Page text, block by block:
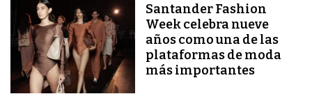
Santander Fashion
Week celebra nueve
años como una de las
plataformas de moda
más importantes